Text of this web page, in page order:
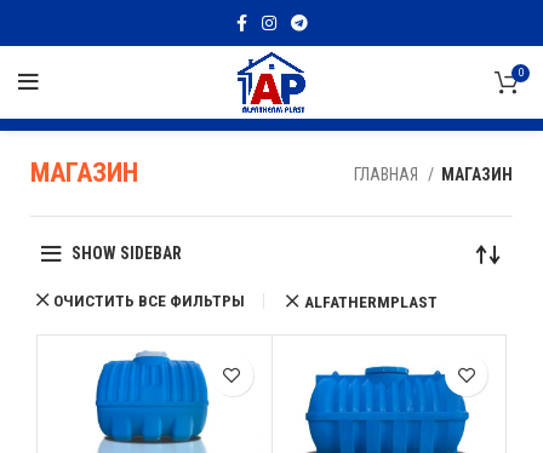
0
МАГАЗИН ГЛАВНАЯ МАГАЗИН
SHOW SIDEBAR
ОЧИСТИТЬ ВСЕ ФИЛЬТРЫ ALFATHERMPLAST